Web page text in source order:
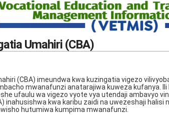
Umahiri (CBA)
(CBA) imeundwa kwa kuzingatia vigezo
mwanafunzi anatarajiwa kuweza kufanya.
ufaulu wa vigezo vyote vya utendaji ambavyo
inahusishwa kwa karibu zaidi na uwezeshaji
hutumiwa kumpima mwanafunzi.